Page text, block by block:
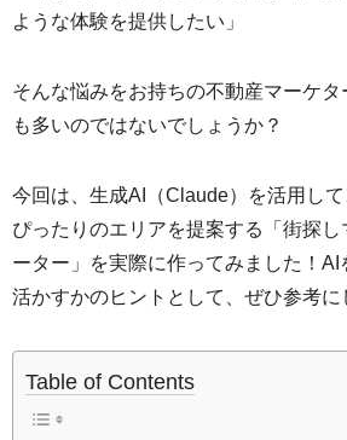
ような体験を提供したい」
そんな悩みをお持ちの不動産マーケ
も多いのではないでしょうか？
今回は、生成AI（Claude）を活用し
ぴったりのエリアを提案する「街探
ーター」を実際に作ってみました！AI
活かすかのヒントとして、ぜひ参考に
Table of Contents